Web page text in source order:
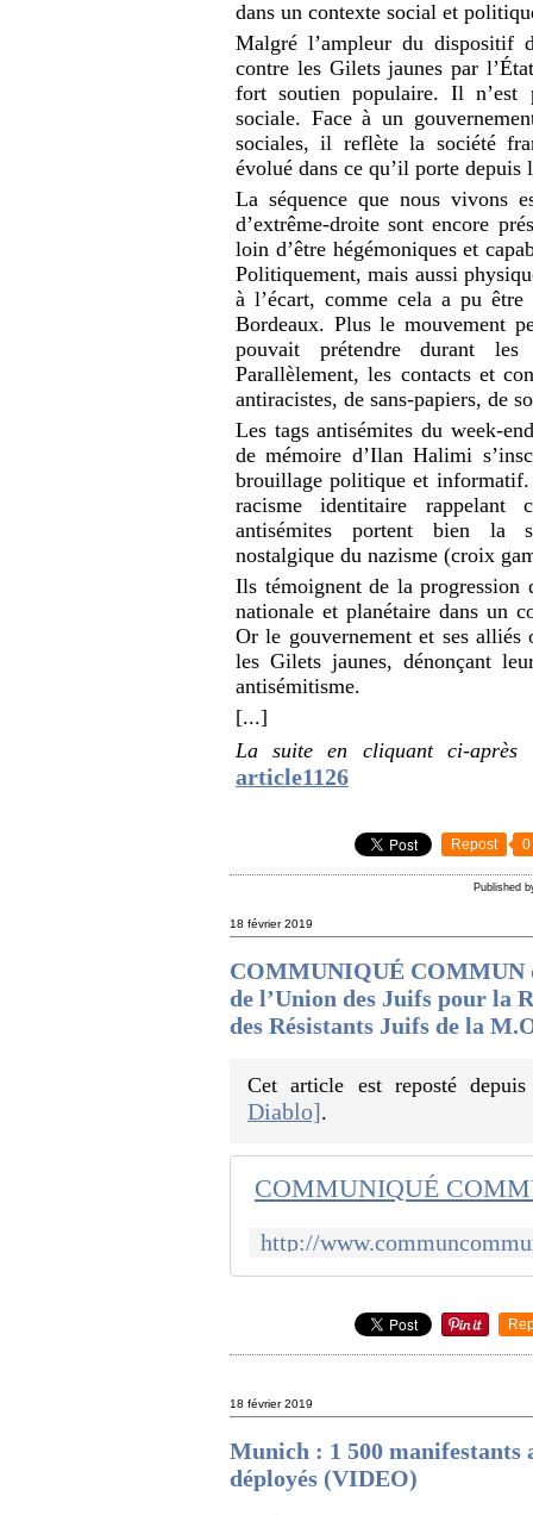
dans un contexte social et
Malgré l’ampleur du dispositif
contre les Gilets jaunes par
fort soutien populaire. Il n’est
sociale. Face à un
sociales, il reflète la société
évolué dans ce qu’il porte depuis
La séquence que nous vivons
d’extrême-droite sont encore
loin d’être hégémoniques et
Politiquement, mais aussi
à l’écart, comme cela a pu
Bordeaux. Plus le mouvement
pouvait prétendre durant les
Parallèlement, les contacts et
antiracistes, de sans-papiers, de
Les tags antisémites du week-
de mémoire d’Ilan Halimi
brouillage politique et informatif.
racisme identitaire rappelant
antisémites portent bien la
nostalgique du nazisme (croix
Ils témoignent de la progression
nationale et planétaire dans un
Or le gouvernement et ses alliés
les Gilets jaunes, dénonçant
antisémitisme.
[...]
La suite en cliquant ci-après
article1126
Repost 0
Published
18 février 2019
COMMUNIQUÉ COMMUN
de l’Union des Juifs pour la
des Résistants Juifs de la
Cet article est reposté
Diablo].
18 février 2019
Munich : 1 500
déployés (VIDEO)